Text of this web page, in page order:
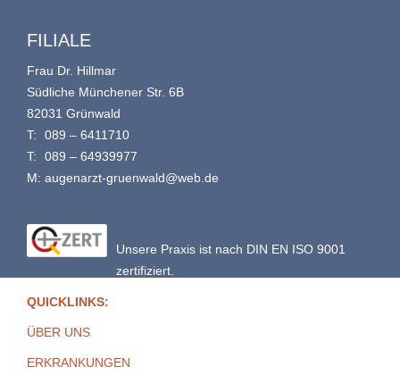
FILIALE
Frau Dr. Hillmar
Südliche Münchener Str. 6B
82031 Grünwald
T:
089 – 6411710
T:
089 – 64939977
M: augenarzt-gruenwald@web.de
Unsere Praxis ist nach DIN EN ISO 9001
zertifiziert.
QUICKLINKS:
ÜBER UNS
ERKRANKUNGEN